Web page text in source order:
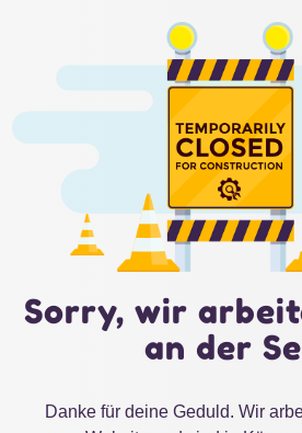
Sorry, wir
an der
Danke für deine Geduld. Wir